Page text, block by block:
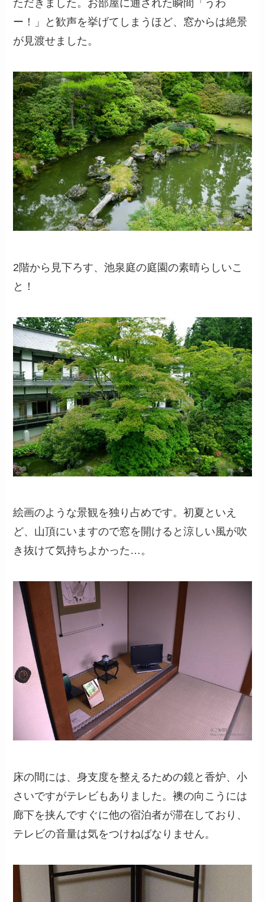
ただきました。お部屋に通された瞬間「うわ
ー！」と歓声を挙げてしまうほど、窓からは絶景
が見渡せました。
2階から見下ろす、池泉庭の庭園の素晴らしいこ
と！
絵画のような景観を独り占めです。初夏といえ
ど、山頂にいますので窓を開けると涼しい風が吹
き抜けて気持ちよかった…。
床の間には、身支度を整えるための鏡と香炉、小
さいですがテレビもありました。襖の向こうには
廊下を挟んですぐに他の宿泊者が滞在しており、
テレビの音量は気をつけねばなりません。